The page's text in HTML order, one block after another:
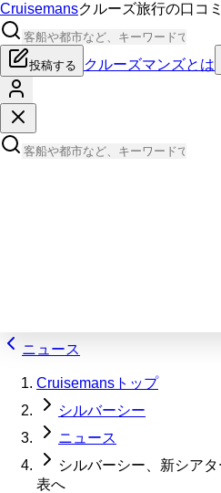
Cruisemansクルーズ旅行の口コ
投稿する クルーズマンズとは
ニュース
Cruisemansトップ
シルバーシー
ニュース
シルバーシー、新シア
表へ